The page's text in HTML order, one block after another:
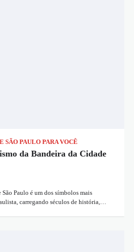
SÃO PAULO PARA VOCÊ
da Bandeira da Cidade
Paulo é um dos símbolos mais
carregando séculos de história,…